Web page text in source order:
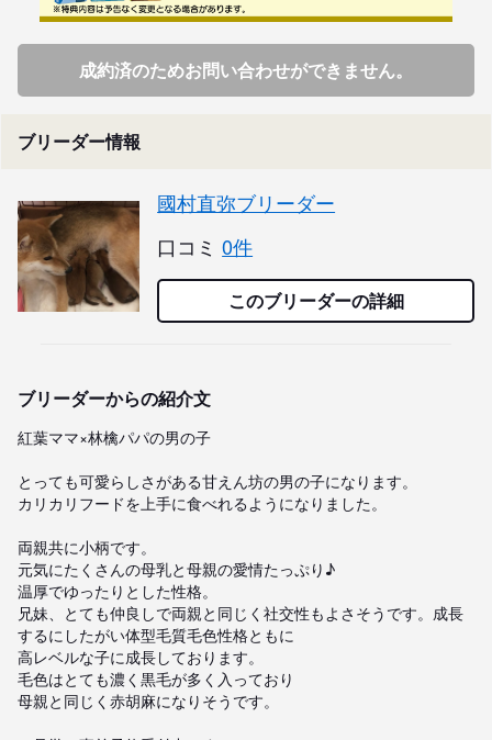
成約済のためお問い合わせができません。
ブリーダー情報
國村直弥ブリーダー
口コミ 0件
このブリーダーの詳細
ブリーダーからの紹介文
紅葉ママ×林檎パパの男の子
とっても可愛らしさがある甘えん坊の男の子になります。
カリカリフードを上手に食べれるようになりました。
両親共に小柄です。
元気にたくさんの母乳と母親の愛情たっぷり♪
温厚でゆったりとした性格。
兄妹、とても仲良しで両親と同じく社交性もよさそうです。成長
するにしたがい体型毛質毛色性格ともに
高レベルな子に成長しております。
毛色はとても濃く黒毛が多く入っており
母親と同じく赤胡麻になりそうです。